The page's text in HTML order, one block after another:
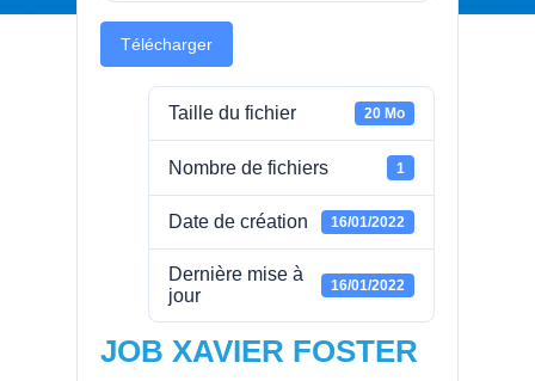
Télécharger
Taille du fichier 20 Mo
Nombre de fichiers 1
Date de création 16/01/2022
Dernière mise à
jour
16/01/2022
JOB XAVIER FOSTER